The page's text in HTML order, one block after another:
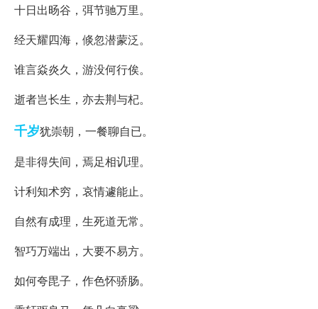
十日出旸谷，弭节驰万里。
经天耀四海，倐忽潜蒙泛。
谁言焱炎久，游没何行俟。
逝者岂长生，亦去荆与杞。
千岁犹崇朝，一餐聊自已。
是非得失间，焉足相讥理。
计利知术穷，哀情遽能止。
自然有成理，生死道无常。
智巧万端出，大要不易方。
如何夸毘子，作色怀骄肠。